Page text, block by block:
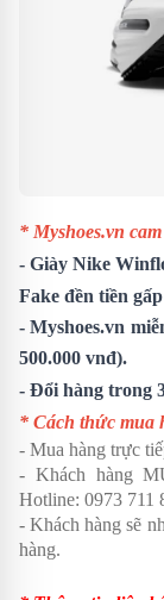
* Myshoes.vn
- Giày Nike
Fake đền tiền
- Myshoes.vn
500.000 vnđ).
- Đổi hàng trong
* Cách thức mua
- Mua hàng trực
- Khách hàng
Hotline: 0973 711
- Khách hàng sẽ
hàng.